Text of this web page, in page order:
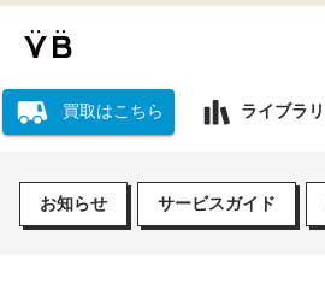
買取はこちら ライブラリ
お知らせ サービスガイド